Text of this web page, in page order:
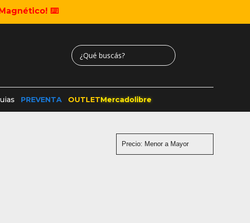
⌨️
PREVENTA OUTLETMercadolibre